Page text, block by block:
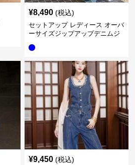
¥8,490 (税込)
セットアップ レディース オーバ
ーサイズジップアップデニムジ
¥9,450 (税込)